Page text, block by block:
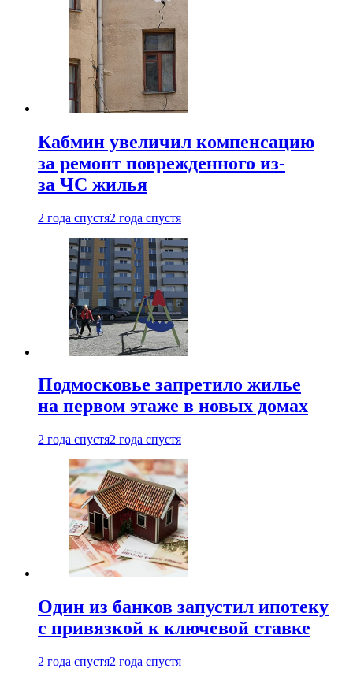
Кабмин увеличил компенсацию
за ремонт поврежденного из-
за ЧС жилья
2 года спустя2 года спустя
Подмосковье запретило жилье
на первом этаже в новых домах
2 года спустя2 года спустя
Один из банков запустил ипотеку
с привязкой к ключевой ставке
2 года спустя2 года спустя